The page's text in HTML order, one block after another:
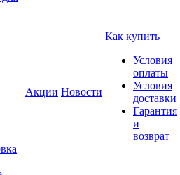
Акции Новости
Как купить
Условия
оплаты
Условия
доставки
Гарантия
и
возврат